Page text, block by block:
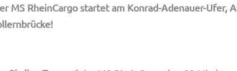
MS RheinCargo startet am Konrad-Adenauer-Ufer,